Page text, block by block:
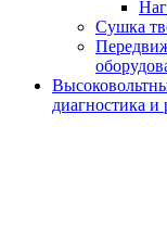
Сушка
диагностика и